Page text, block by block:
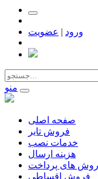
ورود | عضویت
منو
صفحه اصلی
فروش تایر
خدمات نصب
هزینه ارسال
روش های پرداخت
فروش اقساطی